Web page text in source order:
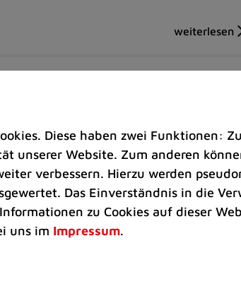
Freizeit | Tourismus
Diese haben zwei Funktionen:
unserer Website. Zum anderen
verbessern. Hierzu werden
Das Einverständnis in die
zu Cookies auf dieser
uns im Impressum.